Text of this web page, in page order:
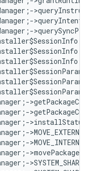
r$SessionParams;->sizeBytes:J
Landroid/content/pm/PackageManager;->getPackageCandidateVolumes(Landroid/content/pm/ApplicationInfo;)Ljava/util/List;
Landroid/content/pm/PackageManager;->getPackageCurrentVolume(Landroid/content/pm/ApplicationInfo;)Landroid/os/storage/VolumeInfo;
Landroid/content/pm/PackageManager;->installStatusToString(ILjava/lang/String;)Ljava/lang/String;
Landroid/content/pm/PackageManager;->MOVE_EXTERNAL_MEDIA:I
Landroid/content/pm/PackageManager;->MOVE_INTERNAL:I
Landroid/content/pm/PackageManager;->movePackage(Ljava/lang/String;Landroid/os/storage/VolumeInfo;)I
Landroid/content/pm/PackageManager;->SYSTEM_SHARED_LIBRARY_SERVICES:Ljava/lang/String;
Landroid/content/pm/PackageManager;->SYSTEM_SHARED_LIBRARY_SHARED:Ljava/lang/String;
Landroid/content/pm/PackageParser$Package;->mKeySetMapping:Landroid/util/ArrayMap;
Landroid/content/pm/PackageParser$Package;->mUpgradeKeySets:Landroid/util/ArraySet;
Landroid/content/pm/PackageParser$SigningDetails$Builder;->setPastSigningCertificates([Landroid/content/pm/Signature;)Landroid/content/pm/PackageParser$SigningDetails$Builder;
Landroid/content/pm/PackageParser;->collectCertificates(Landroid/content/pm/PackageParser$Package;Ljava/io/File;Z)V
Landroid/content/pm/PackageParser;->mCallback:Landroid/content/pm/PackageParser$Callback;
Landroid/content/pm/ParceledListSlice;->getList()Ljava/util/List;
Landroid/content/pm/ParceledListSlice;->writeParcelableCreator(Landroid/os/Parcelable;Landroid/os/Parcel;)V
Landroid/content/pm/ParceledListSlice;->writeParcelableCreator(Ljava/lang/Object;Landroid/os/Parcel;)V
Landroid/content/pm/PermissionInfo;->protectionToString(I)Ljava/lang/String;
Landroid/content/pm/ResolveInfo;->getComponentInfo()Landroid/content/pm/ComponentInfo;
Landroid/content/pm/StringParceledListSlice;->getList()Ljava/util/List;
Landroid/content/pm/VerifierInfo;-><init>(Ljava/lang/String;Ljava/security/PublicKey;)V
Landroid/content/res/AssetManager;->applyStyle(JIILandroid/content/res/XmlBlock$Parser;[IJJ)V
Landroid/content/res/AssetManager;->openNonAsset(ILjava/lang/String;)Ljava/io/InputStream;
Landroid/content/res/AssetManager;->openNonAsset(Ljava/lang/String;I)Ljava/io/InputStream;
Landroid/content/res/AssetManager;->resolveAttrs(JII[I[I[I[I)Z
Landroid/content/res/AssetManager;->retrieveAttributes(Landroid/content/res/XmlBlock$Parser;[I[I[I)Z
Landroid/content/res/AssetManager;->setThemeTo(JLandroid/content/res/AssetManager;J)V
Landroid/content/res/ColorStateList;->obtainForTheme(Landroid/content/res/Resources$Theme;)Landroid/content/res/ColorStateList;
Landroid/content/res/ColorStateList;->obtainForTheme(Landroid/content/res/Resources$Theme;)Landroid/content/res/ComplexColor;
Landroid/content/res/ColorStateList;->onColorsChanged()V
Landroid/content/res/CompatibilityInfo;->computeCompatibleScaling(Landroid/util/DisplayMetrics;Landroid/util/DisplayMetrics;)F
Landroid/content/res/Configuration;->assetsSeq:I
Landroid/content/res/Configuration;->resourceQualifierString(Landroid/content/res/Configuration;)Ljava/lang/String;
Landroid/content/res/DrawableCache;->getInstance(JLandroid/content/res/Resources;Landroid/content/res/Resources$Theme;)Landroid/graphics/drawable/Drawable;
Landroid/content/res/ObbInfo;->salt:[B
Landroid/content/res/Resources;-><init>(Ljava/lang/ClassLoader;)V
Landroid/content/res/Resources;->getDrawableInflater()Landroid/graphics/drawable/DrawableInflater;
Landroid/content/res/Resources;->loadDrawable(Landroid/util/TypedValue;IILandroid/content/res/Resources$Theme;)Landroid/graphics/drawable/Drawable;
Landroid/content/res/ResourcesImpl;-><init>(Landroid/content/res/AssetManager;Landroid/util/DisplayMetrics;Landroid/content/res/Configuration;Landroid/view/DisplayAdjustments;)V
Landroid/content/res/ResourcesImpl;->getDisplayMetrics()Landroid/util/DisplayMetrics;
Landroid/content/res/ResourcesImpl;->getValue(ILandroid/util/TypedValue;Z)V
Landroid/content/res/ResourcesImpl;->mConfiguration:Landroid/content/res/Configuration;
Landroid/content/res/ResourcesImpl;->mPreloading:Z
Landroid/content/res/ResourcesImpl;->TRACE_FOR_MISS_PRELOAD:Z
Landroid/content/res/ResourcesImpl;->TRACE_FOR_PRELOAD:Z
Landroid/content/res/TypedArray;->mAssets:Landroid/content/res/AssetManager;
Landroid/content/res/TypedArray;->mMetrics:Landroid/util/DisplayMetrics;
Landroid/content/res/TypedArray;->mRecycled:Z
Landroid/content/res/TypedArray;->mTheme:Landroid/content/res/Resources$Theme;
Landroid/content/res/XmlBlock$Parser;->mParseState:J
Landroid/content/SyncAdapterType;->allowParallelSyncs:Z
Landroid/content/SyncAdapterType;->isAlwaysSyncable:Z
Landroid/content/SyncAdapterType;->settingsActivity:Ljava/lang/String;
Landroid/content/UndoManager;-><init>()V
Landroid/content/UndoManager;->addOperation(Landroid/content/UndoOperation;I)V
Landroid/content/UndoManager;->beginUpdate(Ljava/lang/CharSequence;)V
Landroid/content/UndoManager;->commitState(Landroid/content/UndoOwner;)I
Landroid/content/UndoManager;->countRedos([Landroid/content/UndoOwner;)I
Landroid/